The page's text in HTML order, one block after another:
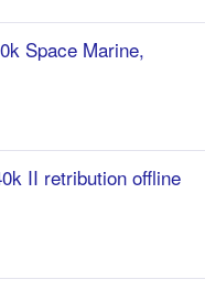
Space Marine,
II retribution offline